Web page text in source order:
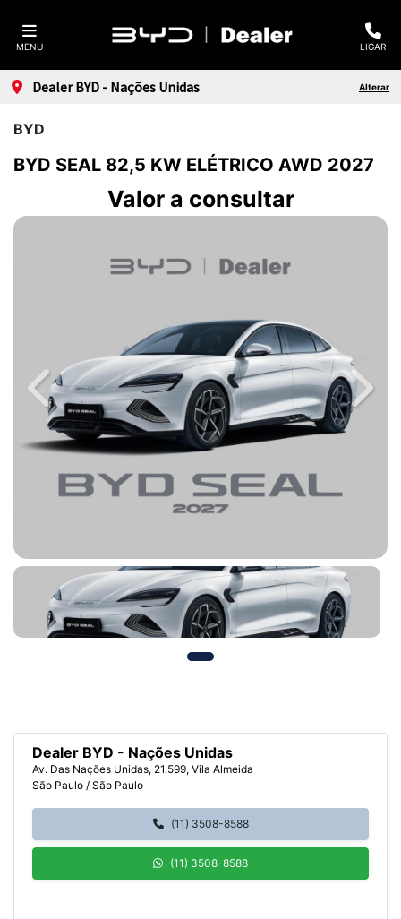
MENU LIGAR
Dealer BYD - Nações Unidas Alterar
BYD
BYD SEAL 82,5 KW ELÉTRICO AWD 2027
Valor a consultar
Previous Next
Dealer BYD - Nações Unidas
Av. Das Nações Unidas, 21.599, Vila Almeida
São Paulo / São Paulo
(11) 3508-8588
(11) 3508-8588